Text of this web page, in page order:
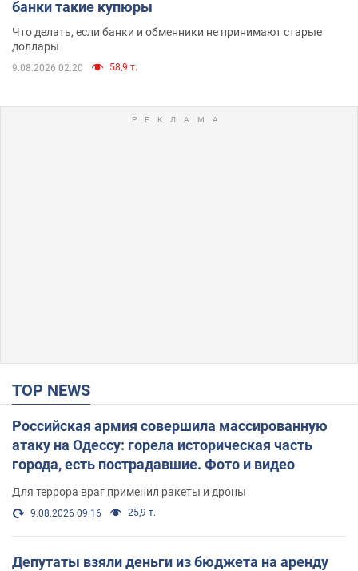
банки такие купюры
Что делать, если банки и обменники не принимают старые
доллары
9.08.2026 02:20 58,9 т.
TOP NEWS
Российская армия совершила массированную
атаку на Одессу: горела историческая часть
города, есть пострадавшие. Фото и видео
Для террора враг применил ракеты и дроны
9.08.2026 09:16 25,9 т.
Депутаты взяли деньги из бюджета на аренду